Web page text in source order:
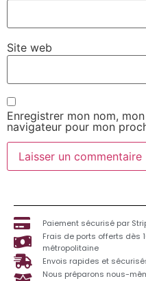
Site web
Enregistrer mon nom,
navigateur pour mon
Paiement sécurisé par
Frais de ports offerts dès
métropolitaine
Envois rapides et
Nous préparons nous-